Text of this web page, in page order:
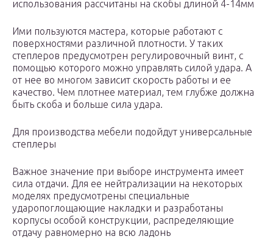
использования рассчитаны на скобы длиной 4-14мм
Ими пользуются мастера, которые работают с
поверхностями различной плотности. У таких
степлеров предусмотрен регулировочный винт, с
помощью которого можно управлять силой удара. А
от нее во многом зависит скорость работы и ее
качество. Чем плотнее материал, тем глубже должна
быть скоба и больше сила удара.
Для производства мебели подойдут универсальные
степлеры
Важное значение при выборе инструмента имеет
сила отдачи. Для ее нейтрализации на некоторых
моделях предусмотрены специальные
ударопоглощающие накладки и разработаны
корпусы особой конструкции, распределяющие
отдачу равномерно на всю ладонь